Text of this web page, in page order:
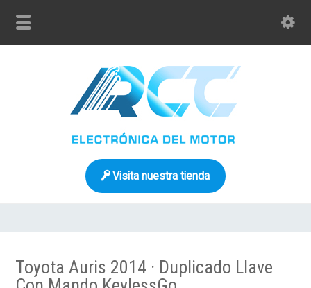
Visita nuestra tienda
Toyota Auris 2014 · Duplicado Llave